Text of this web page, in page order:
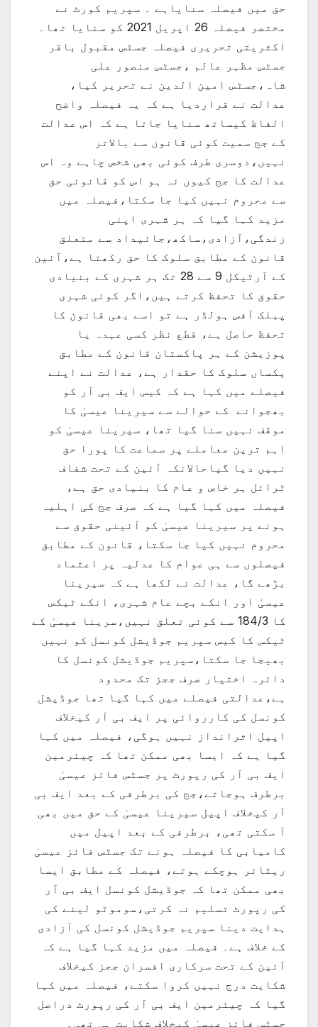
حق میں فیصلہ سنایاہے ۔ سپریم کورٹ نے
مختصر فیصلہ 26 اپریل 2021 کو سنایا تھا۔
اکثریتی تحریری فیصلہ جسٹس مقبول باقر
جسٹس مظہر عالم ،جسٹس منصور علی
شاہ،جسٹس امین الدین نے تحریر کیا،
عدالت نے قراردیا ہے کہ یہ فیصلہ واضح
الفاظ کیساتھ سنایا جاتا ہے کہ اس عدالت
کے جج سمیت کوئی قانون سے بالاتر
نہیں،دوسری طرف کوئی بھی شخص چاہے وہ اس
عدالت کا جج کیوں نہ ہو اس کو قانونی حق
سے محروم نہیں کیا جا سکتا،فیصلہ میں
مزید کہا گیا کہ ہر شہری اپنی
زندگی،آزادی،ساکھ،جائیداد سے متعلق
قانون کے مطابق سلوک کا حق رکھتا ہے،آئین
کے آرٹیکل 9 سے 28 تک ہر شہری کے بنیادی
حقوق کا تحفظ کرتے ہیں،اگر کوئی شہری
پبلک آفس ہولڈر ہے تو اسے بھی قانون کا
تحفظ حاصل ہے، قطع نظر کسی عہدہ یا
پوزیشن کے ہر پاکستان قانون کے مطابق
یکساں سلوک کا حقدار ہے، عدالت نے اپنے
فیصلے میں کہا ہے کہ کیس ایف بی آر کو
بھجوانے کے حوالے سے سیرینا عیسیٰ کا
موقف نہیں سنا گیا تھا، سیرینا عیسیٰ کو
اہم ترین معاملے پر سماعت کا پورا حق
نہیں دیا گیاحالانکہ آئین کے تحت شفاف
ٹرائل ہر خاص و عام کا بنیادی حق ہے،
فیصلہ میں کہا گیا ہے کہ صرف جج کی اہلیہ
ہونے پر سیرینا عیسیٰ کو آئینی حقوق سے
محروم نہیں کیا جا سکتا، قانون کے مطابق
فیصلوں سے ہی عوام کا عدلیہ پر اعتماد
بڑھے گا، عدالت نے لکھا ہے کہ سیرینا
عیسیٰ اور انکے بچے عام شہری، انکے ٹیکس
کا 184/3 سے کوئی تعلق نہیں،سرینا عیسیٰ کے
ٹیکس کا کیس سپریم جوڈیشل کونسل کو نہیں
بھیجا جا سکتا،سپریم جوڈیشل کونسل کا
دائرہ اختیار صرف ججز تک محدود
ہے،عدالتی فیصلے میں کہا گیا تھا جوڈیشل
کونسل کی کارروائی پر ایف بی آر کیخلاف
اپیل اثرانداز نہیں ہوگی، فیصلہ میں کہا
گیا ہے کہ ایسا بھی ممکن تھا کہ چیئرمین
ایف بی آر کی رپورٹ پر جسٹس فائز عیسیٰ
برطرف ہوجاتے،جج کی برطرفی کے بعد ایف بی
آر کیخلاف اپیل سیرینا عیسیٰ کے حق میں بھی
آ سکتی تھی، برطرفی کے بعد اپیل میں
کامیابی کا فیصلہ ہونے تک جسٹس فائز عیسیٰ
ریٹائر ہوچکے ہوتے، فیصلہ کے مطابق ایسا
بھی ممکن تھا کہ جوڈیشل کونسل ایف بی آر
کی رپورٹ تسلیم نہ کرتی،سوموٹو لینے کی
ہدایت دینا سپریم جوڈیشل کونسل کی آزادی
کے خلاف ہے۔ فیصلہ میں مزید کہا گیا ہے کہ
آئین کے تحت سرکاری افسران ججز کیخلاف
شکایت درج نہیں کروا سکتے، فیصلہ میں کہا
گیا کہ چیئرمین ایف بی آر کی رپورٹ دراصل
جسٹس فائز عیسیٰ کیخلاف شکایت ہی تھی۔